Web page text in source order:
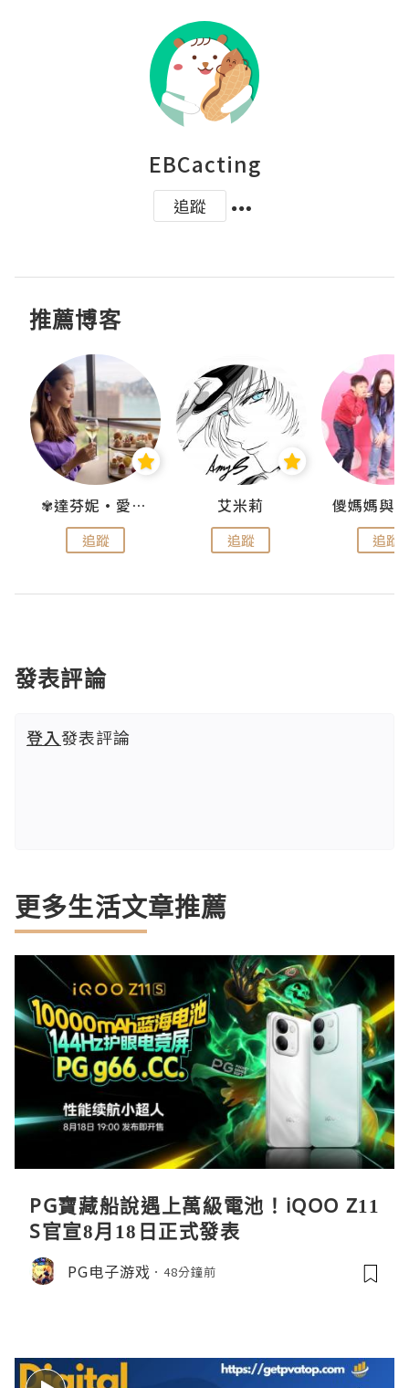
EBCacting
追蹤
推薦博客
✾達芬妮•愛孩子•愛生活✾
追蹤
艾米莉
追蹤 追蹤
發表評論
登入發表評論
更多生活文章推薦
PG寶藏船說遇上萬級電池！iQOO Z11
S官宣8月18日正式發表
PG电子游戏 48分鐘前